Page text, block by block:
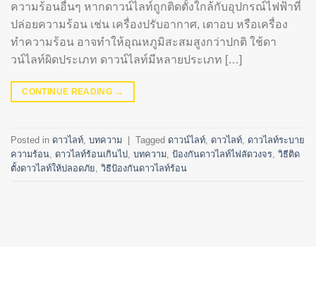
ความร้อนอื่นๆ หากดาวน์ไลท์ถูกติดตั้งใกล้กับอุปกรณ์ไฟฟ้าที่
ปล่อยความร้อน เช่น เครื่องปรับอากาศ, เตาอบ หรือเครื่อง
ทำความร้อน อาจทำให้อุณหภูมิสะสมสูงกว่าปกติ ใช้ดา
วน์ไลท์ผิดประเภท ดาวน์ไลท์มีหลายประเภท […]
CONTINUE READING →
Posted in ดาวไลท์ บทความ Tagged ดาวน์ไลท์ ดาวไลท์ ดาวไลท์ระบาย
ความร้อน ดาวไลท์ร้อนเกินไป บทความ ป้องกันดาวไลท์ไฟลัดวงจร วิธีติด
ตั้งดาวไลท์ให้ปลอดภัย วิธีป้องกันดาวไลท์ร้อน